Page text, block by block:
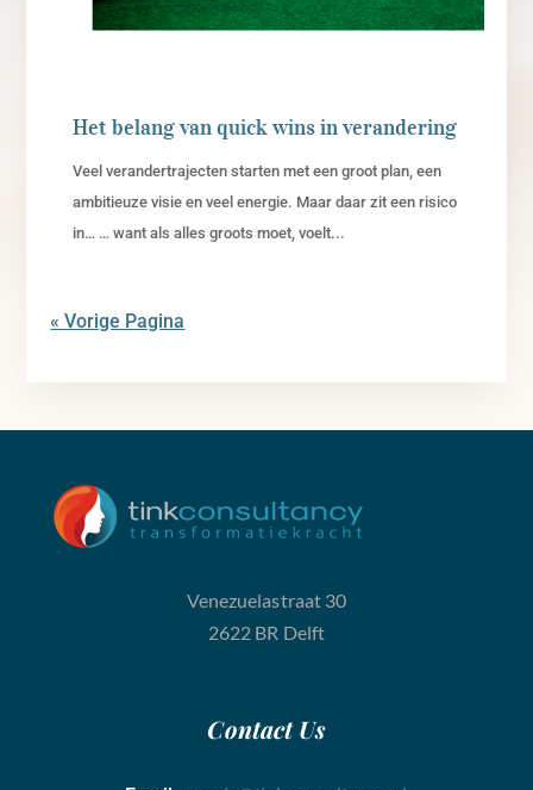
Het belang van quick wins in verandering
Veel verandertrajecten starten met een groot plan, een
ambitieuze visie en veel energie. Maar daar zit een risico
in… … want als alles groots moet, voelt...
« Vorige Pagina
Venezuelastraat 30
2622 BR Delft
ContactUs